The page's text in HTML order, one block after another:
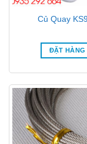
Củ Quay
ĐẶT HÀNG